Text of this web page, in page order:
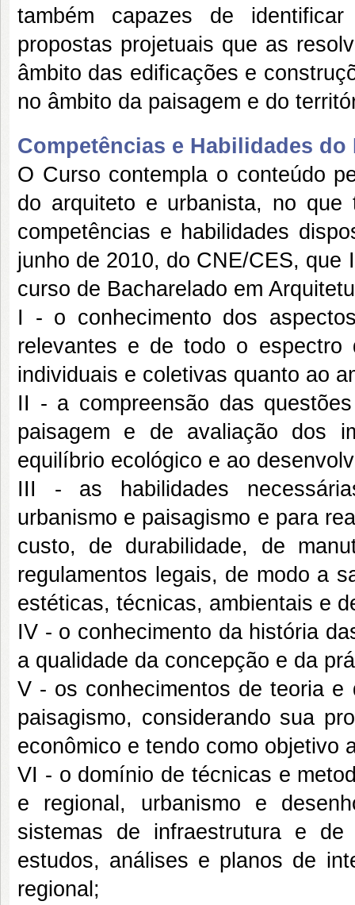
também capazes de
propostas projetuais que as
âmbito das edificações e
no âmbito da paisagem e do
Competências e Habilidades
O Curso contempla o conteúdo
do arquiteto e urbanista, no que
competências e habilidades
junho de 2010, do CNE/CES,
curso de Bacharelado em
I - o conhecimento dos
relevantes e de todo o espectro
individuais e coletivas quanto ao
II - a compreensão das
paisagem e de avaliação dos
equilíbrio ecológico e ao
III - as habilidades
urbanismo e paisagismo e para
custo, de durabilidade, de
regulamentos legais, de modo a
estéticas, técnicas, ambientais e
IV - o conhecimento da história
a qualidade da concepção e da
V - os conhecimentos de teoria
paisagismo, considerando sua
econômico e tendo como objetivo
VI - o domínio de técnicas e
e regional, urbanismo e
sistemas de infraestrutura e
estudos, análises e planos de
regional;